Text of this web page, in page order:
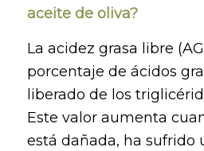
aceite de oliva?
La acidez grasa libre
porcentaje de ácidos
liberado de los
Este valor aumenta
está dañada, ha sufrido